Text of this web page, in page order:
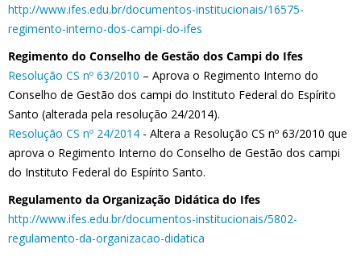
http://www.ifes.edu.br/documentos-institucionais/16575-
regimento-interno-dos-campi-do-ifes
Regimento do Conselho de Gestão dos Campi do Ifes
Resolução CS nº 63/2010 – Aprova o Regimento Interno do
Conselho de Gestão dos campi do Instituto Federal do Espírito
Santo (alterada pela resolução 24/2014).
Resolução CS nº 24/2014 - Altera a Resolução CS nº 63/2010 que
aprova o Regimento Interno do Conselho de Gestão dos campi
do Instituto Federal do Espírito Santo.
Regulamento da Organização Didática do Ifes
http://www.ifes.edu.br/documentos-institucionais/5802-
regulamento-da-organizacao-didatica